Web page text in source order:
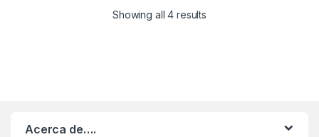
Showing all 4 results
Acerca de….